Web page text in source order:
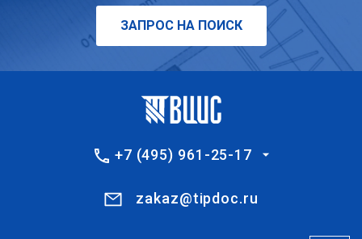
ЗАПРОС НА ПОИСК
+7 (495) 961-25-17
zakaz@tipdoc.ru